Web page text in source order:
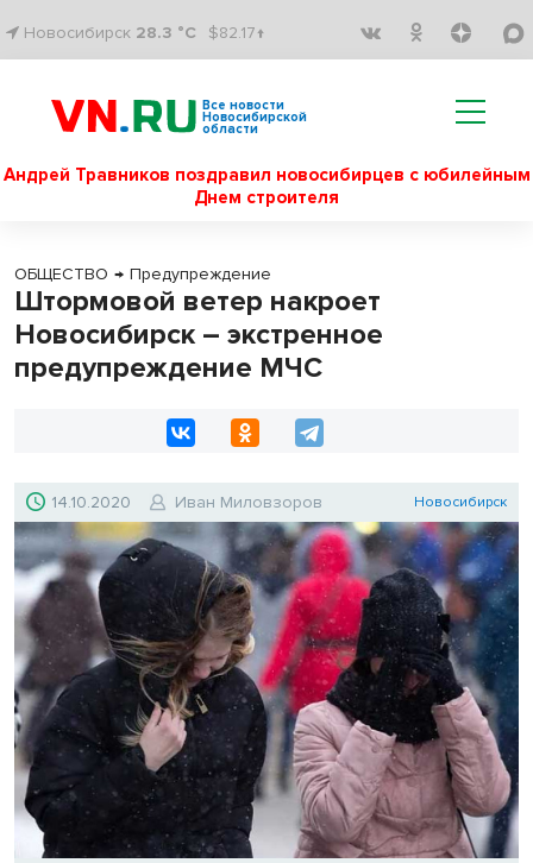
Новосибирск 28.3 °C $82.17↑
Все новости
Новосибирской
области
Андрей Травников поздравил новосибирцев с юбилейным
Днем строителя
ОБЩЕСТВО → Предупреждение
Штормовой ветер накроет
Новосибирск – экстренное
предупреждение МЧС
14.10.2020 Иван Миловзоров Новосибирск